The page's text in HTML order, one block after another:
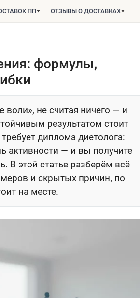
ПП ОТЗЫВЫ О ДОСТАВКАХ
формулы,
воли», не считая ничего — и
результатом стоит
диплома диетолога:
активности — и вы получите
В этой статье разберём всё
и скрытых причин, по
на месте.